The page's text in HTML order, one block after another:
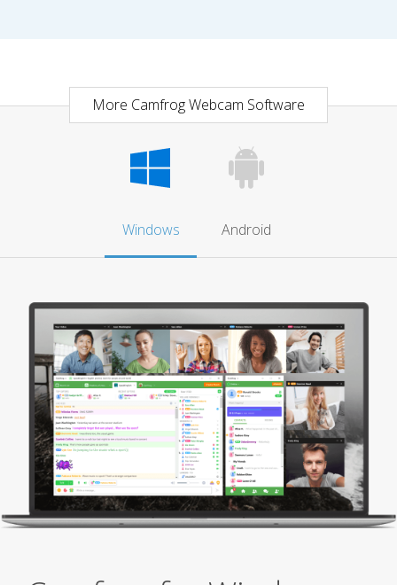
More Camfrog Webcam Software
Windows Android